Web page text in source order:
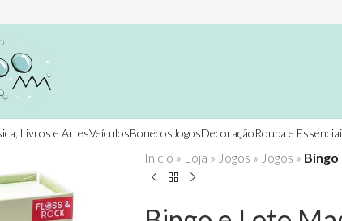
Livros e ArtesVeículosBonecos JogosDecoraçãoRoupa e
Início » Loja » Jogos » Jogos » Bingo